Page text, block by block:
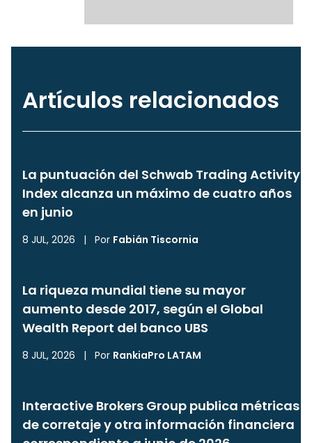
Artículos relacionados
La puntuación del Schwab Trading Activity
Index alcanza un máximo de cuatro años
en junio
8 JUL, 2026 | Por Fabián Tiscornia
La riqueza mundial tiene su mayor
aumento desde 2017, según el Global
Wealth Report del banco UBS
8 JUL, 2026 | Por RankiaPro LATAM
Interactive Brokers Group publica métricas
de corretaje y otra información financiera